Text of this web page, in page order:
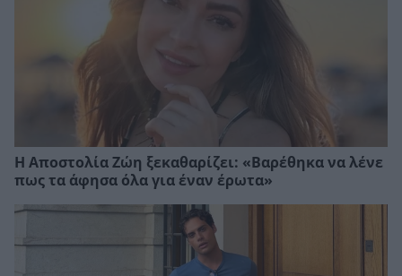
Η Αποστολία Ζώη ξεκαθαρίζει: «Βαρέθηκα να λένε
πως τα άφησα όλα για έναν έρωτα»